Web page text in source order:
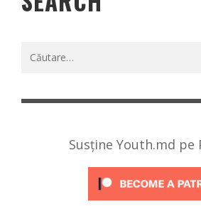
Susține Youth.md pe